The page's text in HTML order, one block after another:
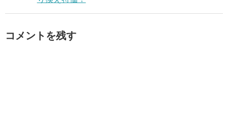
コメントを残す